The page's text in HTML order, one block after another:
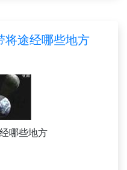
将途经哪些地方
哪些地方